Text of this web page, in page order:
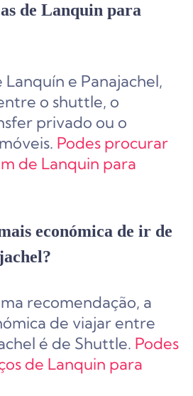
de Lanquin para
e Panajachel,
o shuttle, o
privado ou o
Podes procurar
de Lanquin para
económica de ir de
recomendação, a
de viajar entre
é de Shuttle. Podes
de Lanquin para